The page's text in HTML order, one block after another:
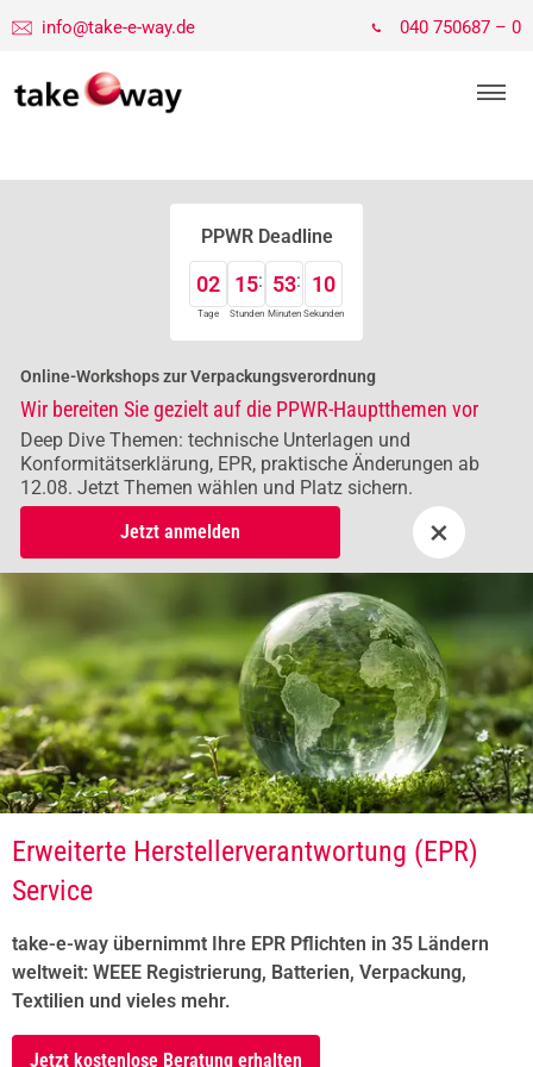
info@take-e-way.de 040 750687 – 0
PPWR Deadline
02
Tage
15
Stunden
53
Minuten
10
Sekunden
Online-Workshops zur Verpackungsverordnung
Wir bereiten Sie gezielt auf die PPWR-Hauptthemen vor
Deep Dive Themen: technische Unterlagen und
Konformitätserklärung, EPR, praktische Änderungen ab
12.08. Jetzt Themen wählen und Platz sichern.
Jetzt anmelden
×
Erweiterte Herstellerverantwortung (EPR)
Service
take-e-way übernimmt Ihre EPR Pflichten in 35 Ländern
weltweit: WEEE Registrierung, Batterien, Verpackung,
Textilien und vieles mehr.
Jetzt kostenlose Beratung erhalten